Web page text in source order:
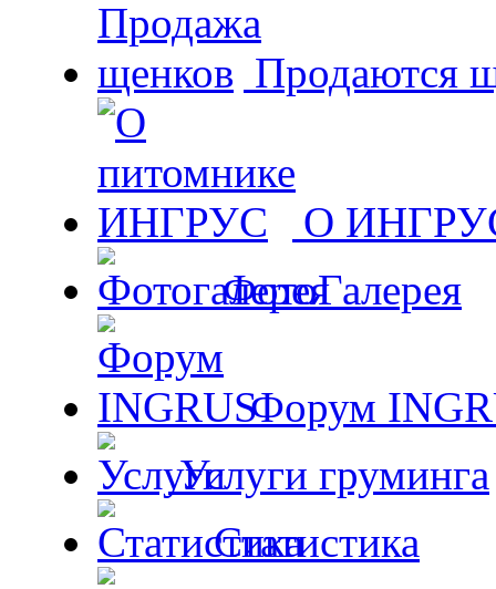
Продаются
О
ФотоГалерея
Форум
Услуги груминга
Статистика